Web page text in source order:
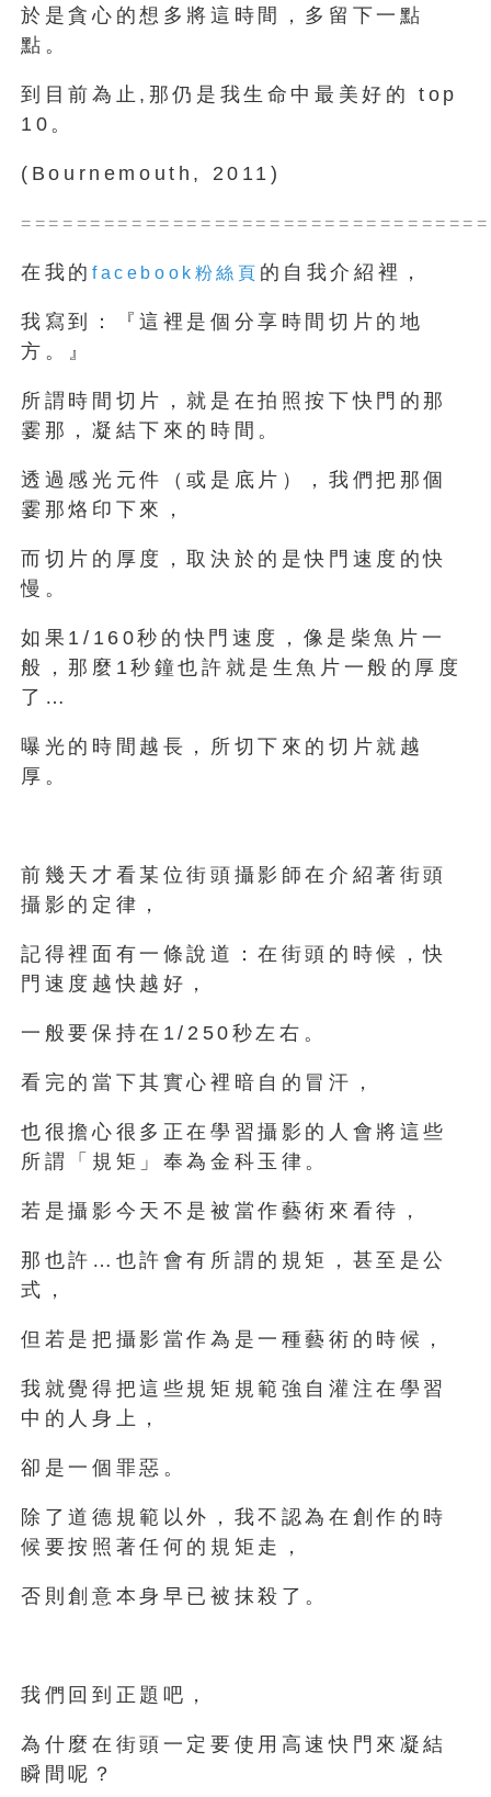
於是貪心的想多將這時間，多留下一點
點。
到目前為止,那仍是我生命中最美好的 top
10。
(Bournemouth, 2011)
在我的 facebook粉絲頁 的自我介紹裡，
我寫到：『這裡是個分享時間切片的地
方。』
所謂時間切片，就是在拍照按下快門的那
霎那，凝結下來的時間。
透過感光元件（或是底片），我們把那個
霎那烙印下來，
而切片的厚度，取決於的是快門速度的快
慢。
如果1/160秒的快門速度，像是柴魚片一
般，那麼1秒鐘也許就是生魚片一般的厚度
了…
曝光的時間越長，所切下來的切片就越
厚。
前幾天才看某位街頭攝影師在介紹著街頭
攝影的定律，
記得裡面有一條說道：在街頭的時候，快
門速度越快越好，
一般要保持在1/250秒左右。
看完的當下其實心裡暗自的冒汗，
也很擔心很多正在學習攝影的人會將這些
所謂「規矩」奉為金科玉律。
若是攝影今天不是被當作藝術來看待，
那也許…也許會有所謂的規矩，甚至是公
式，
但若是把攝影當作為是一種藝術的時候，
我就覺得把這些規矩規範強自灌注在學習
中的人身上，
卻是一個罪惡。
除了道德規範以外，我不認為在創作的時
候要按照著任何的規矩走，
否則創意本身早已被抹殺了。
我們回到正題吧，
為什麼在街頭一定要使用高速快門來凝結
瞬間呢？